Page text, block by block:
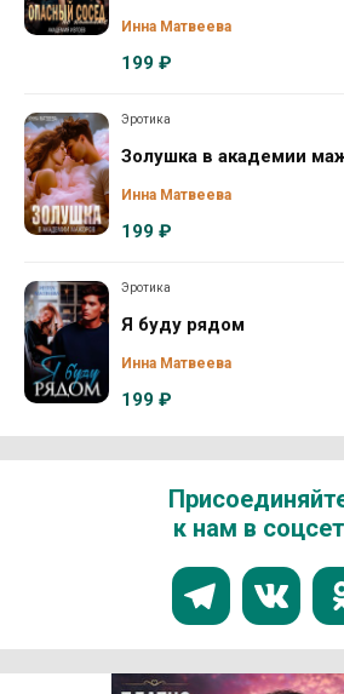
Инна Матвеева
199 ₽
Эротика
Золушка в академии
Инна Матвеева
199 ₽
Эротика
Я буду рядом
Инна Матвеева
199 ₽
к нам в